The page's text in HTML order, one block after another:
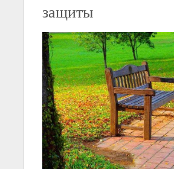
защиты